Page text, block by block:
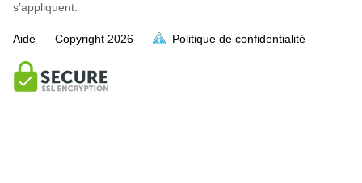
s’appliquent.
Aide Copyright 2026 Politique de confidentialité